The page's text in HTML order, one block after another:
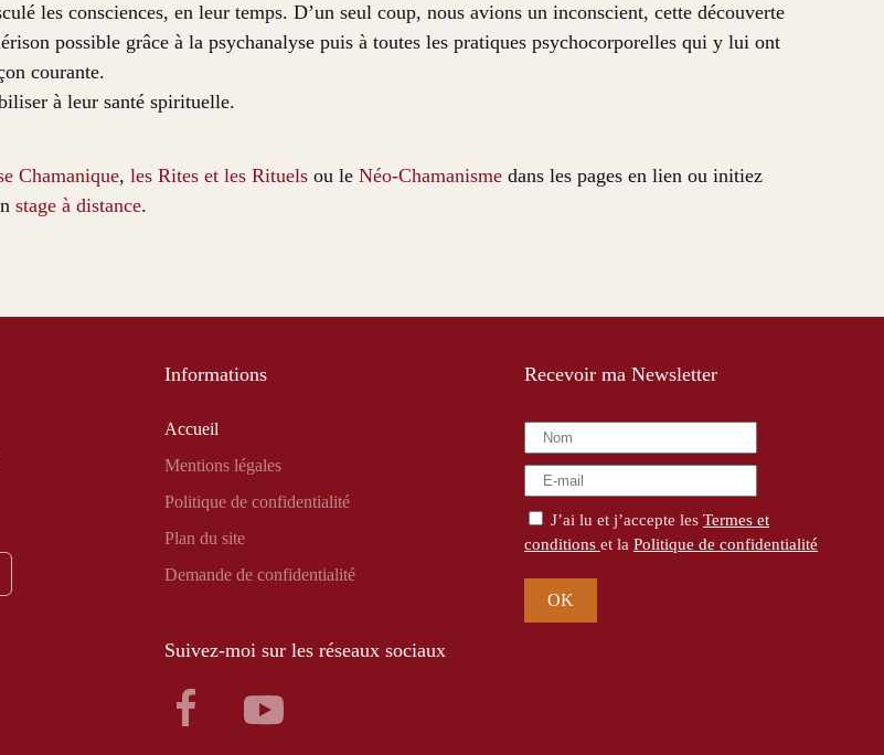
les consciences, en leur temps. D’un seul coup, nous avions un inconscient, cette découverte
possible grâce à la psychanalyse puis à toutes les pratiques psychocorporelles qui y lui ont
courante.
à leur santé spirituelle.
Chamanique, les Rites et les Rituels ou le Néo-Chamanisme dans les pages en lien ou initiez
stage à distance.
Informations
Accueil
Mentions légales
Politique de confidentialité
Plan du site
Demande de confidentialité
Suivez-moi sur les réseaux sociaux
Recevoir ma Newsletter
J’ai lu et j’accepte les Termes et
conditions et la Politique de confidentialité
OK